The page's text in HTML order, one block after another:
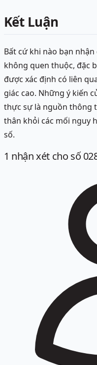
Kết Luận
Bất cứ khi nào bạn
không quen thuộc, đặc
được xác định có liên
giác cao. Những ý kiến
thực sự là nguồn thông
thân khỏi các mối nguy
số.
1 nhận xét cho số